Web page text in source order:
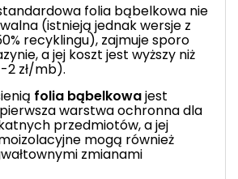
folia bąbelkowa nie
(istnieją jednak wersje z
recyklingu), zajmuje sporo
a jej koszt jest wyższy niż
2 zł/mb).
folia bąbelkowajest
warstwa ochronna dla
przedmiotów, a jej
mogą również
zmianami